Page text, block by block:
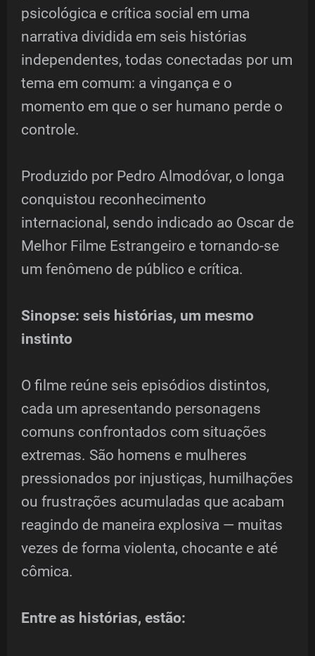
psicológica e crítica social em uma
narrativa dividida em seis histórias
independentes, todas conectadas por um
tema em comum: a vingança e o
momento em que o ser humano perde o
controle.
Produzido por Pedro Almodóvar, o longa
conquistou reconhecimento
internacional, sendo indicado ao Oscar de
Melhor Filme Estrangeiro e tornando-se
um fenômeno de público e crítica.
Sinopse: seis histórias, um mesmo
instinto
O filme reúne seis episódios distintos,
cada um apresentando personagens
comuns confrontados com situações
extremas. São homens e mulheres
pressionados por injustiças, humilhações
ou frustrações acumuladas que acabam
reagindo de maneira explosiva — muitas
vezes de forma violenta, chocante e até
cômica.
Entre as histórias, estão: